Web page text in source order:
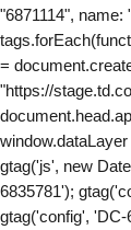
"6871114", name:
=
"https://
gtag('js', new
6835781');
gtag('config',